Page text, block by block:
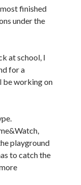
finished
under the
at school, I
for a
be working on
playground
to catch the